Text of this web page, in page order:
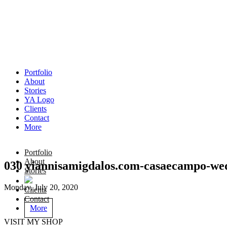
Portfolio
About
Stories
YA Logo
Clients
Contact
More
Portfolio
About
Stories
Clients
Contact
More
030 yiannisamigdalos.com-casaecampo-
Monday, July 20, 2020
VISIT MY SHOP